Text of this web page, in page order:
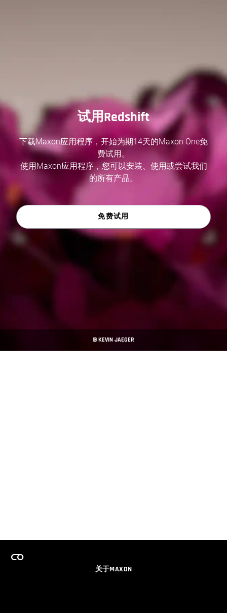
© KEVIN JAEGER
试用Redshift
下载Maxon应用程序，开始为期14天的Maxon One免
费试用。
使用Maxon应用程序，您可以安装、使用或尝试我们
的所有产品。
免费试用
关于MAXON